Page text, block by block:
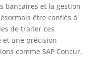
bancaires et la gestion
être confiés à
de traiter ces
et une précision
comme SAP Concur,